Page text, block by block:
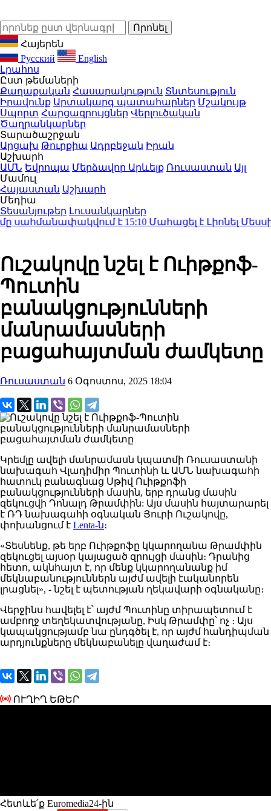
Հայերեն
Русский
English
Լրահոս
Ըստ թեմաների
Քաղաքական Հասարակություն Տնտեսություն
Իրավունք Արտակարգ պատահարներ Մշակույթ
Սպորտ Հարցազրույցներ Վերլուծական
Ծաղրանկարներ
Տարածաշրջան
Արցախ Թուրքիա Ադրբեջան Իրան
Աշխարհ
ԱՄՆ Եվրոպա Մերձավոր Արևելք Ռուսաստան Այլ
Մամուլ
Հայաստան Աշխարհ
Մեդիա
Տեսանյութեր Լուսանկարներ
է15:10Մահացել է Լիոնել Մեսսիի
Ուշակովը նշել է Ուիթքոֆ-
Պուտին
բանակցությունների
մանրամասների
բացահայտման ժամկետը
Ռուսաստան 6 Օգոստոս, 2025 18:04
Կրեմլը ավելի մանրամասն կպատմի Ռուսաստանի
նախագահ Վլադիմիր Պուտինի և ԱՄՆ նախագահի
հատուկ բանագնաց Սթիվ Ուիթքոֆի
բանակցությունների մասին, երբ դրանց մասին
զեկուցվի Դոնալդ Թրամփին: Այս մասին հայտարարել
է ՌԴ նախագահի օգնական Յուրի Ուշակովը,
փոխանցում է Lenta-ն։
«Տեսնենք, թե երբ Ուիթքոֆը կկարողանա Թրամփին
զեկուցել այսօր կայացած զրույցի մասին։ Դրանից
հետո, ակնհայտ է, որ մենք կկարողանանք իմ
մեկնաբանություններն այժմ ավելի էականորեն
լրացնել», - նշել է պետության ղեկավարի օգնականը։
Վերջինս հավելել է՝ այժմ Պուտինը տիրապետում է
ամբողջ տեղեկատվությանը, Իսկ Թրամփը՝ ոչ ։ Այս
կապակցությամբ նա ընդգծել է, որ այժմ հանդիպման
արդյունքները մեկնաբանելը վաղաժամ է։
ՈՒՂԻՂ ԵԹԵՐ
Հետևե՛ք Euromedia24-ին